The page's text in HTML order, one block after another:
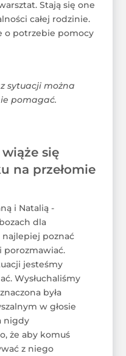
Stają się one
całej rodzinie.
o potrzebie pomocy
sytuacji można
pomagać.
się
na przełomie
i Natalią -
dla
poznać
porozmawiać.
jesteśmy
Wysłuchaliśmy
była
w głosie
nigdy
że aby komuś
z niego